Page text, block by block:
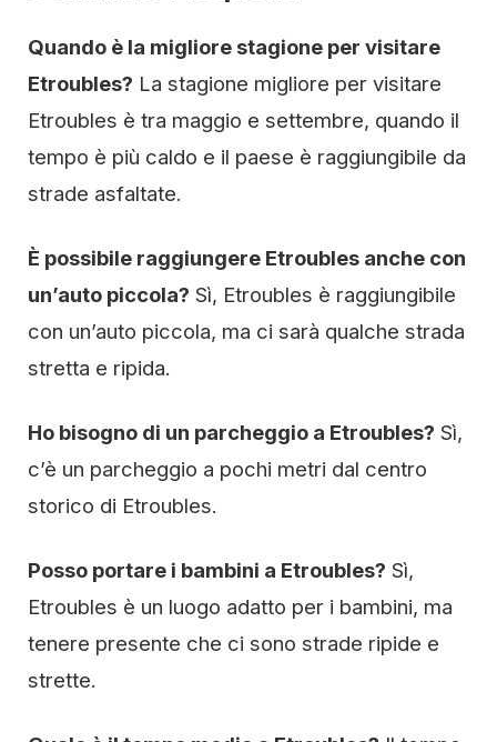
Quando è la migliore stagione per visitare
Etroubles? La stagione migliore per visitare
Etroubles è tra maggio e settembre, quando il
tempo è più caldo e il paese è raggiungibile da
strade asfaltate.
È possibile raggiungere Etroubles anche con
un’auto piccola? Sì, Etroubles è raggiungibile
con un’auto piccola, ma ci sarà qualche strada
stretta e ripida.
Ho bisogno di un parcheggio a Etroubles? Sì,
c’è un parcheggio a pochi metri dal centro
storico di Etroubles.
Posso portare i bambini a Etroubles? Sì,
Etroubles è un luogo adatto per i bambini, ma
tenere presente che ci sono strade ripide e
strette.